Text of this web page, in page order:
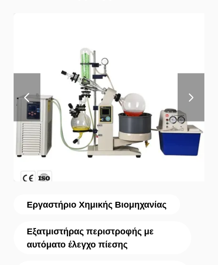
Εργαστήριο Χημικής Βιομηχανίας
Εξατμιστήρας περιστροφής με
αυτόματο έλεγχο πίεσης